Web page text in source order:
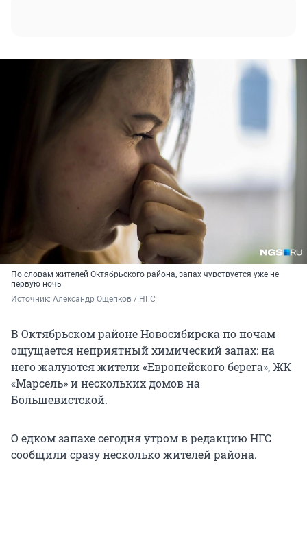
По словам жителей Октябрьского района, запах чувствуется уже не
первую ночь
Источник: Александр Ощепков / НГС
В Октябрьском районе Новосибирска по ночам
ощущается неприятный химический запах: на
него жалуются жители «Европейского берега», ЖК
«Марсель» и нескольких домов на
Большевистской.
О едком запахе сегодня утром в редакцию НГС
сообщили сразу несколько жителей района.